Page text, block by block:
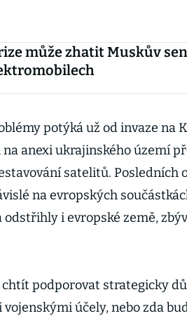
může zhatit Muskův
potýká už od invaze na
na anexi ukrajinského území
satelitů. Posledních
na evropských
odstřihly i evropské země,
chtít podporovat strategicky
účely, nebo zda